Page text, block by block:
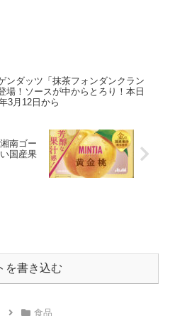
ンダッツ「抹茶フォンダンクラン
場！ソースが中からとろり！本日
3月12日から
南ゴー
国産果
を書き込む
食品